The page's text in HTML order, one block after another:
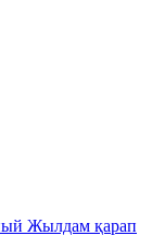
Жылдам қарап